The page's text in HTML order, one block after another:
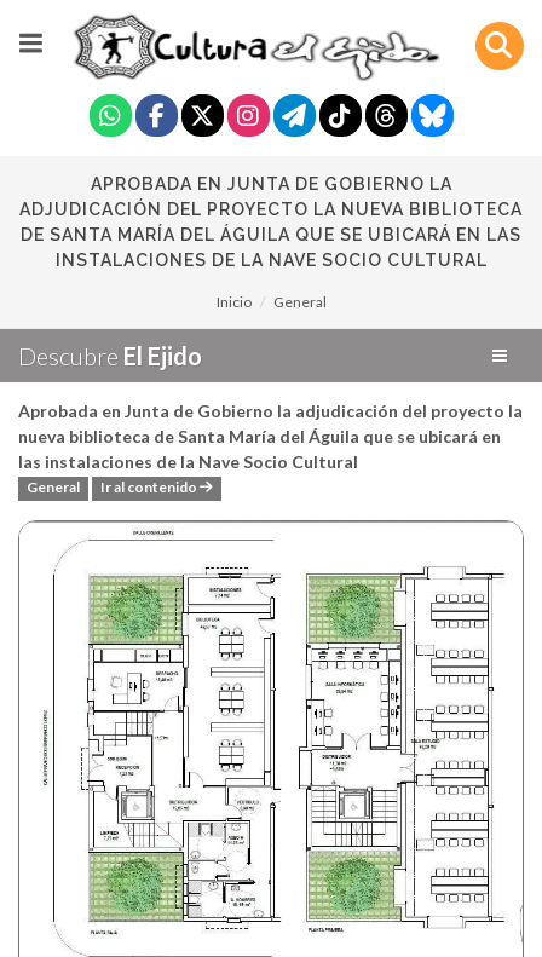
APROBADA EN JUNTA DE GOBIERNO LA
ADJUDICACIÓN DEL PROYECTO LA NUEVA BIBLIOTECA
DE SANTA MARÍA DEL ÁGUILA QUE SE UBICARÁ EN LAS
INSTALACIONES DE LA NAVE SOCIO CULTURAL
Inicio General
Descubre El Ejido
Aprobada en Junta de Gobierno la adjudicación del proyecto la
nueva biblioteca de Santa María del Águila que se ubicará en
las instalaciones de la Nave Socio Cultural
General Ir al contenido